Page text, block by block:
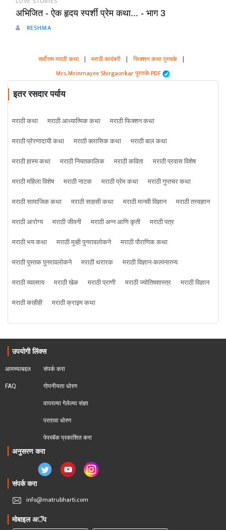
अभिजित - ऐक हृदय स्पर्शी प्रेम कथा... - भाग 3
RESHMA
सर्वोत्तम मराठी कथा | मराठी कादंबरी | फिक्शन कथा पुस्तके |
Mrs. Mrinmayee Shirgaonkar पुस्तके PDF
इतर रसदार पर्याय
मराठी कथा मराठी आध्यात्मिक कथा
मराठी फिक्शन कथा
मराठी प्रेरणादायी कथा
मराठी क्लासिक कथा
मराठी बाल कथा
मराठी हास्य कथा
मराठी नियतकालिक मराठी कविता
मराठी प्रवास विशेष
मराठी महिला विशेष
मराठी नाटक मराठी प्रेम कथा
मराठी गुप्तचर कथा
मराठी सामाजिक कथा
मराठी साहसी कथा मराठी मानवी विज्ञान
मराठी तत्त्वज्ञान
मराठी आरोग्य
मराठी जीवनी मराठी अन्न आणि कृती
मराठी पत्र
मराठी भय कथा
मराठी मूव्ही पुनरावलोकने
मराठी पौराणिक कथा
मराठी पुस्तक पुनरावलोकने
मराठी थरारक
मराठी विज्ञान-कल्पनारम्य
मराठी व्यवसाय
मराठी खेळ मराठी प्राणी मराठी ज्योतिषशास्त्र
मराठी विज्ञान
मराठी काहीही
मराठी क्राइम कथा
उपयोगी लिंक्स
आमच्याबद्दल
FAQ
संपर्क करा
गोपनीयता धोरण
वापरल्या गेलेल्या संज्ञा
परतावा धोरण
पेपरबॅक प्रकाशित करा
अनुसरण करा
संपर्क करा
info@matrubharti.com
मोबाइल अॅप